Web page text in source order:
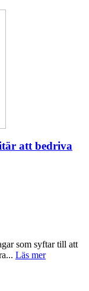
att bedriva
som syftar till att
Läs mer